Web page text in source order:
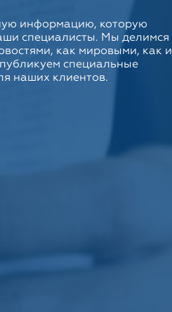
информацию, которую
специалисты. Мы делимся
как мировыми, как и
специальные
наших клиентов.